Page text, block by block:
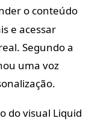
o conteúdo
e acessar
Segundo a
uma voz
do visual Liquid